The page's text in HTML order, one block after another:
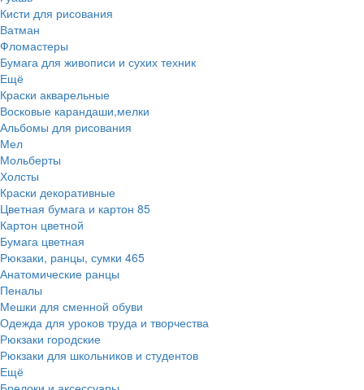
Кисти для рисования
Ватман
Фломастеры
Бумага для живописи и сухих техник
Ещё
Краски акварельные
Восковые карандаши,мелки
Альбомы для рисования
Мел
Мольберты
Холсты
Краски декоративные
Цветная бумага и картон 85
Картон цветной
Бумага цветная
Рюкзаки, ранцы, сумки 465
Анатомические ранцы
Пеналы
Мешки для сменной обуви
Одежда для уроков труда и творчества
Рюкзаки городские
Рюкзаки для школьников и студентов
Ещё